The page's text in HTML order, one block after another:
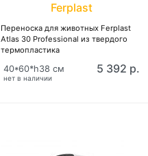
Ferplast
Переноска для животных Ferplast
Atlas 30 Professional из твердого
термопластика
нет в наличии
40*60*h38 см 5 392 р.